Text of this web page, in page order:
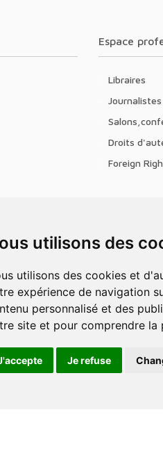
Nous utilisons des
expérience de navigation
personnalisé et des
site et pour comprendre la
J'accepte Je refuse
Espace
Libraires
Journalistes
Droits
Foreign
nos nouvelles offres,
les ventes et les
désinscrire à tout moment.
de protection de vos